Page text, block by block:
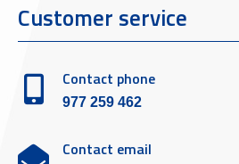
Customer service
Contact phone
977 259 462
Contact email